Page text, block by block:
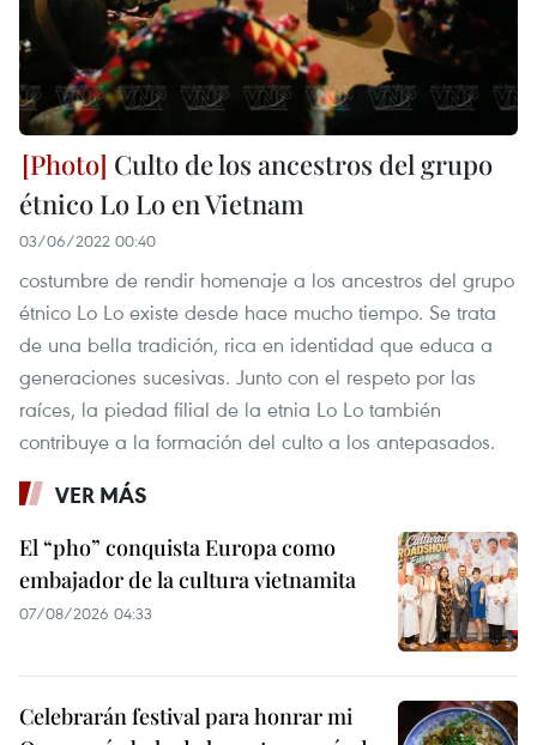
Culto de los ancestros del grupo
étnico Lo Lo en Vietnam
03/06/2022 00:40
costumbre de rendir homenaje a los ancestros del grupo
étnico Lo Lo existe desde hace mucho tiempo. Se trata
de una bella tradición, rica en identidad que educa a
generaciones sucesivas. Junto con el respeto por las
raíces, la piedad filial de la etnia Lo Lo también
contribuye a la formación del culto a los antepasados.
VER MÁS
El “pho” conquista Europa como
embajador de la cultura vietnamita
07/08/2026 04:33
Celebrarán festival para honrar mi